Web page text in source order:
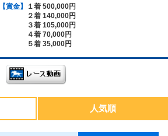
【賞金】
１着 500,000円
２着 140,000円
３着 105,000円
４着 70,000円
５着 35,000円
人気順